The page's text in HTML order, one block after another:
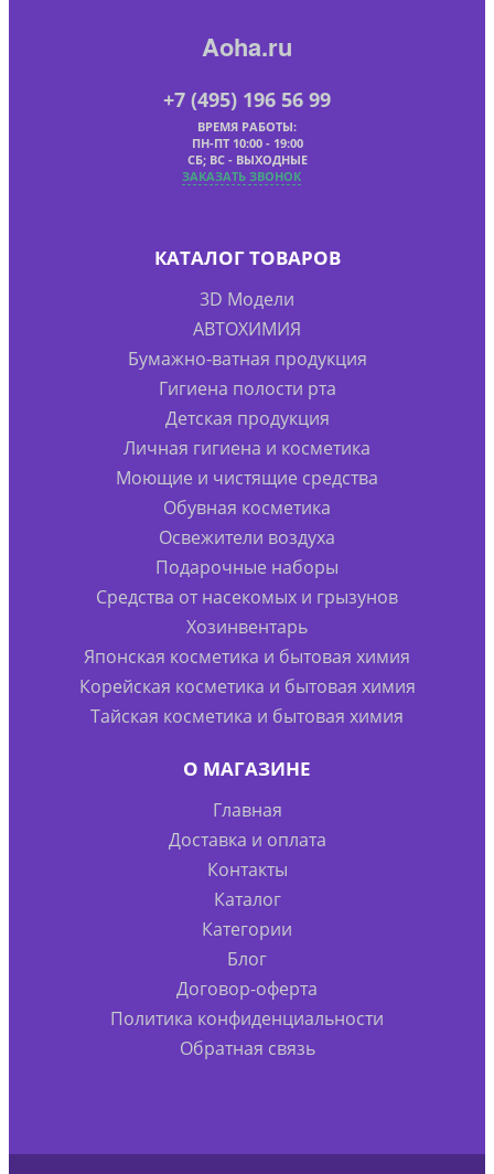
Aoha.ru
+7 (495) 196 56 99
ВРЕМЯ РАБОТЫ:
ПН-ПТ 10:00 - 19:00
СБ; ВС - ВЫХОДНЫЕ
ЗАКАЗАТЬ ЗВОНОК
КАТАЛОГ ТОВАРОВ
3D Модели
АВТОХИМИЯ
Бумажно-ватная продукция
Гигиена полости рта
Детская продукция
Личная гигиена и косметика
Моющие и чистящие средства
Обувная косметика
Освежители воздуха
Подарочные наборы
Средства от насекомых и грызунов
Хозинвентарь
Японская косметика и бытовая химия
Корейская косметика и бытовая химия
Тайская косметика и бытовая химия
О МАГАЗИНЕ
Главная
Доставка и оплата
Контакты
Каталог
Категории
Блог
Договор-оферта
Политика конфиденциальности
Обратная связь